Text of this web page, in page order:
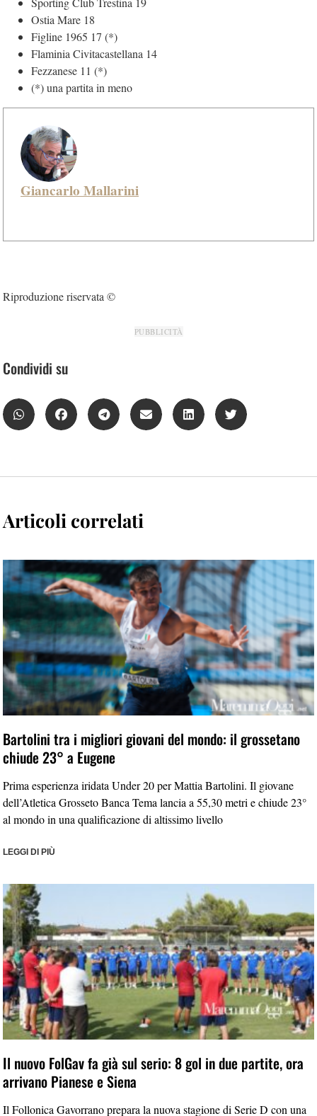
Ostia Mare 18
Figline 1965 17 (*)
Flaminia Civitacastellana 14
Fezzanese 11 (*)
(*) una partita in meno
Giancarlo Mallarini
Riproduzione riservata ©
PUBBLICITÀ
Condividi su
Articoli correlati
Bartolini tra i migliori giovani del mondo: il grossetano
chiude 23° a Eugene
Prima esperienza iridata Under 20 per Mattia Bartolini. Il giovane
dell’Atletica Grosseto Banca Tema lancia a 55,30 metri e chiude 23°
al mondo in una qualificazione di altissimo livello
LEGGI DI PIÙ
Il nuovo FolGav fa già sul serio: 8 gol in due partite, ora
arrivano Pianese e Siena
Il Follonica Gavorrano prepara la nuova stagione di Serie D con una